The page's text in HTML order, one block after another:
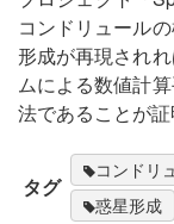
コンドリュール
形成が再現され
ムによる数値計
法であることが証
タグ
コンドリ
惑星形成